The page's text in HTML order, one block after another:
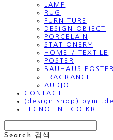
LAMP
RUG
FURNITURE
DESIGN OBJECT
PORCELAIN
STATIONERY
HOME / TEXTILE
POSTER
BAUHAUS POSTER
FRAGRANCE
AUDIO
CONTACT
(design shop)
TECNOLINE.CO.KR
Search
검색